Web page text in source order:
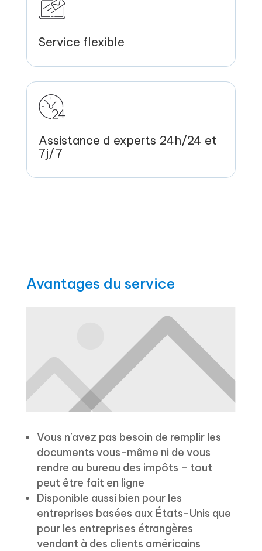
Service flexible
Assistance d experts 24h/24 et
7j/7
Avantages du service
Vous n’avez pas besoin de remplir les
documents vous-même ni de vous
rendre au bureau des impôts – tout
peut être fait en ligne
Disponible aussi bien pour les
entreprises basées aux États-Unis que
pour les entreprises étrangères
vendant à des clients américains